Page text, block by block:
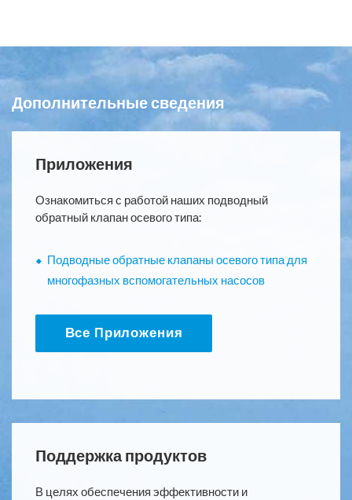
Дополнительные сведения
Приложения
Ознакомиться с работой наших подводный
обратный клапан осевого типа:
Подводные обратные клапаны осевого типа для
многофазных вспомогательных насосов
Все Приложения
Поддержка продуктов
В целях обеспечения эффективности и